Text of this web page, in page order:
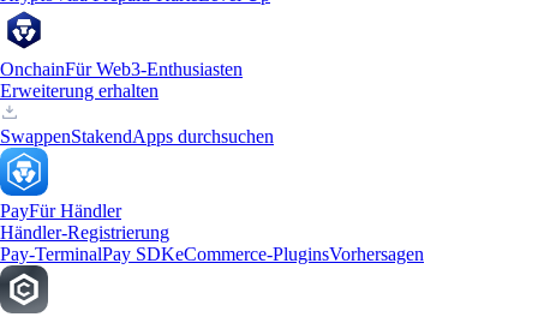
OnchainFür Web3-Enthusiasten
Erweiterung erhalten
SwappenStakendApps durchsuchen
PayFür Händler
Händler-Registrierung
Pay-TerminalPay SDKeCommerce-PluginsVorhersagen